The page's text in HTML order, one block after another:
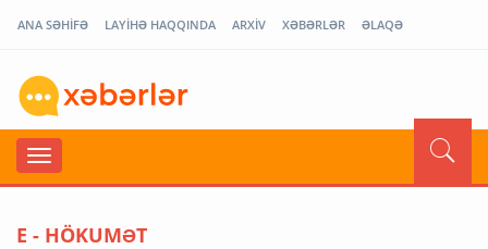
ANA SƏHİFƏ LAYİHƏ HAQQINDA ARXİV XƏBƏRLƏR ƏLAQƏ
E - HÖKUMƏT